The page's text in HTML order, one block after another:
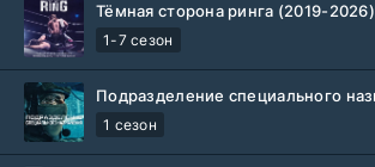
Тёмная сторона ринга (2019-2026)
1-7 сезон
1 сезон